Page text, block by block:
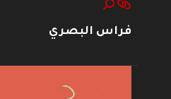
فراس البصري